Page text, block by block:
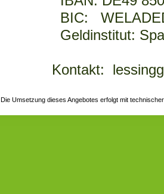
BIC:
Geldinstitut:
Kontakt:
Die Umsetzung dieses Angebotes erfolgt mit